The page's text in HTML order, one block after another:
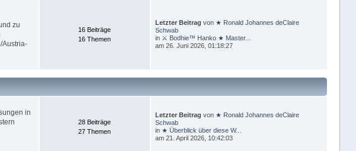
zu
Austria-
16 Beiträge
16 Themen
Letzter Beitrag von ★ Ronald Johannes deClaire
Schwab
in ⚔ Bodhie™ Hanko ★ Master...
am 26. Juni 2026, 01:18:27
in
28 Beiträge
27 Themen
Letzter Beitrag von ★ Ronald Johannes deClaire
Schwab
in ★ Überblick über diese W...
am 21. April 2026, 10:42:03